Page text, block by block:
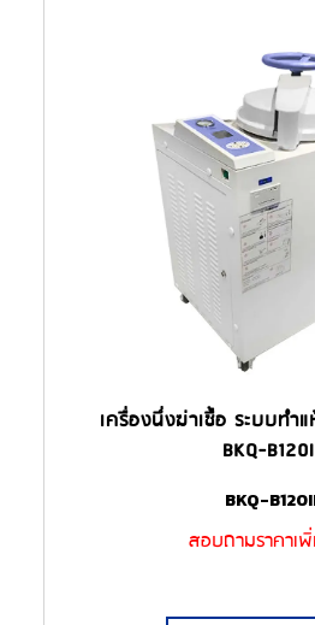
เครื่องนึ่งฆ่าเชื้อ ระบบทำ
BKQ-
BKQ-
สอบถามราคาเ